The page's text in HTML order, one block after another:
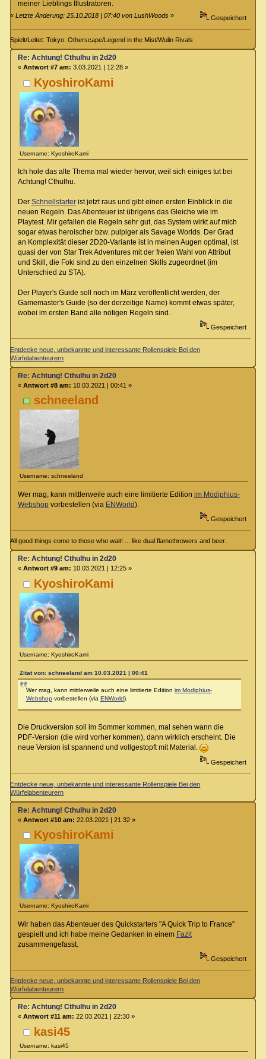
meiner Lieblings Illustratoren.
«Letzte Änderung: 25.10.2018 | 07:40 von LushWoods » Gespeichert
Spielt/Leitet: Tokyo: Otherscape/Legend in the Mist/Wulin Rivals
KyoshiroKami
Username: KyoshiroKami
Re: Achtung! Cthulhu in 2d20
« Antwort #7 am: 3.03.2021 | 12:28 »
Ich hole das alte Thema mal wieder hervor, weil sich einiges tut bei
Achtung! Cthulhu.
Der Schnellstarterist jetzt raus und gibt einen ersten Einblick in die
neuen Regeln. Das Abenteuer ist übrigens das Gleiche wie im
Playtest. Mir gefallen die Regeln sehr gut, das System wirkt auf mich
sogar etwas heroischer bzw. pulpiger als Savage Worlds. Der Grad
an Komplexität dieser 2D20-Variante ist in meinen Augen optimal, ist
quasi der von Star Trek Adventures mit der freien Wahl von Attribut
und Skill, die Foki sind zu den einzelnen Skills zugeordnet (im
Unterschied zu STA).
Der Player's Guide soll noch im März veröffentlicht werden, der
Gamemaster's Guide (so der derzeitige Name) kommt etwas später,
wobei im ersten Band alle nötigen Regeln sind.
Gespeichert
Entdecke neue, unbekannte und interessante Rollenspiele Bei den
Würfelabenteurern
schneeland
Username: schneeland
Re: Achtung! Cthulhu in 2d20
« Antwort #8 am: 10.03.2021 | 00:41 »
Wer mag, kann mittlerweile auch eine limitierte Edition im Modiphius-
Webshopvorbestellen (via ENWorld).
Gespeichert
All good things come to those who wait! ... like dual flamethrowers and beer.
KyoshiroKami
Username: KyoshiroKami
Re: Achtung! Cthulhu in 2d20
« Antwort #9 am: 10.03.2021 | 12:25 »
Zitat von: schneeland am 10.03.2021 | 00:41
Wer mag, kann mittlerweile auch eine limitierte Edition im Modiphius-
Webshopvorbestellen (via ENWorld).
Die Druckversion soll im Sommer kommen, mal sehen wann die
PDF-Version (die wird vorher kommen), dann wirklich erscheint. Die
neue Version ist spannend und vollgestopft mit Material.
Gespeichert
Entdecke neue, unbekannte und interessante Rollenspiele Bei den
Würfelabenteurern
KyoshiroKami
Username: KyoshiroKami
Re: Achtung! Cthulhu in 2d20
« Antwort #10 am: 22.03.2021 | 21:32 »
Wir haben das Abenteuer des Quickstarters "A Quick Trip to France"
gespielt und ich habe meine Gedanken in einem Fazit
zusammengefasst.
Gespeichert
Entdecke neue, unbekannte und interessante Rollenspiele Bei den
Würfelabenteurern
kasi45
Username: kasi45
Re: Achtung! Cthulhu in 2d20
« Antwort #11 am: 22.03.2021 | 22:30 »